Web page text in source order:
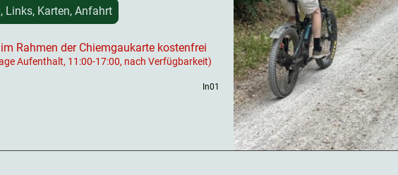
Links, Karten, Anfahrt
Rahmen der Chiemgaukarte kostenfrei
Aufenthalt, 11:00-17:00, nach Verfügbarkeit)
In01